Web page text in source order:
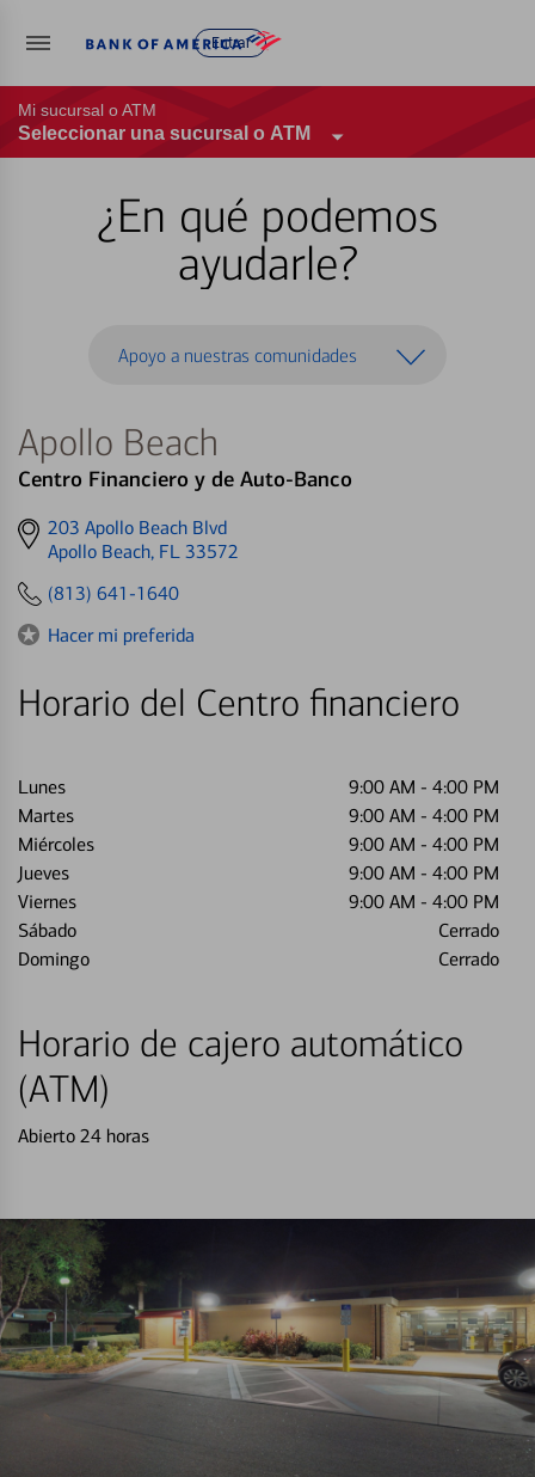
Entrar
Mi sucursal o ATM
Seleccionar una sucursal o ATM
¿En qué podemos
ayudarle?
Apoyo a nuestras comunidades
Apollo Beach
Centro Financiero y de Auto-Banco
Get
directions
203 Apollo Beach Blvd
Apollo Beach, FL 33572
(813) 641-1640
Hacer mi preferida
Horario del Centro financiero
Lunes 9:00 AM - 4:00 PM
Martes
9:00 AM - 4:00 PM
Miércoles
9:00 AM - 4:00 PM
Jueves
9:00 AM - 4:00 PM
Viernes
9:00 AM - 4:00 PM
Sábado
Cerrado
Domingo
Cerrado
Horario de cajero automático
(ATM)
Abierto 24 horas